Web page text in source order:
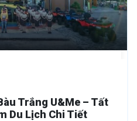
Trắng U&Me – Tất
Du Lịch Chi Tiết